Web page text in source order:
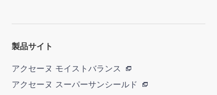
製品サイト
アクセーヌ モイストバランス
アクセーヌ スーパーサンシールド